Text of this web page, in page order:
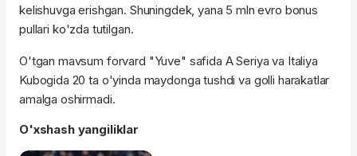
kelishuvga erishgan. Shuningdek, yana 5 mln evro bonus
pullari ko'zda tutilgan.
O'tgan mavsum forvard "Yuve" safida A Seriya va Italiya
Kubogida 20 ta o'yinda maydonga tushdi va golli harakatlar
amalga oshirmadi.
O'xshash yangiliklar